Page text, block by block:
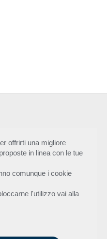
offrirti una migliore
in linea con le tue
comunque i cookie
l'utilizzo vai alla